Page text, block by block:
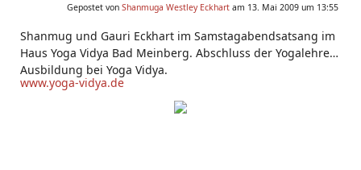
Gepostet von Shanmuga Westley Eckhart am 13. Mai 2009 um 13:55
Shanmug und Gauri Eckhart im Samstagabendsatsang im
Haus Yoga Vidya Bad Meinberg. Abschluss der Yogalehrer
Ausbildung bei Yoga Vidya.
www.yoga-vidya.de